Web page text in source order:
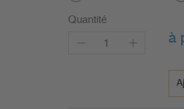
Quantité
à